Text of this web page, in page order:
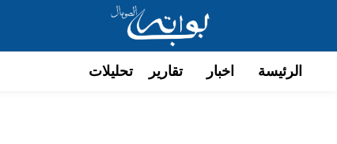
الرئيسة اخبار تقارير تحليلات